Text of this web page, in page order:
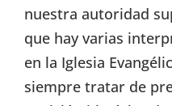
nuestra autoridad
que hay varias
en la Iglesia
siempre tratar de